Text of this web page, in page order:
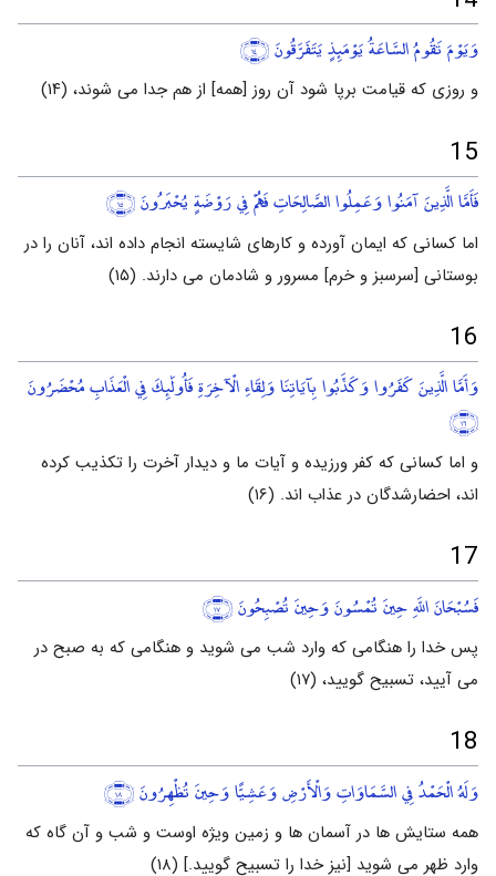
وَيَوْمَ تَقُومُ السَّاعَةُ يَوْمَئِذٍ يَتَفَرَّقُونَ﴿١٤﴾
و روزی که قیامت برپا شود آن روز [همه] از هم جدا می شوند، (۱۴)
15
فَأَمَّا الَّذِينَ آمَنُوا وَعَمِلُوا الصَّالِحَاتِ فَهُمْ فِي رَوْضَةٍ يُحْبَرُونَ﴿١٥﴾
اما کسانی که ایمان آورده و کارهای شایسته انجام داده اند، آنان را در
بوستانی [سرسبز و خرم] مسرور و شادمان می دارند. (۱۵)
16
وَأَمَّا الَّذِينَ كَفَرُوا وَكَذَّبُوا بِآيَاتِنَا وَلِقَاءِ الْآخِرَةِ فَأُولَٰئِكَ فِي الْعَذَابِ مُحْضَرُونَ
﴿١٦﴾
و اما کسانی که کفر ورزیده و آیات ما و دیدار آخرت را تکذیب کرده
اند، احضارشدگان در عذاب اند. (۱۶)
17
فَسُبْحَانَ اللَّهِ حِينَ تُمْسُونَ وَحِينَ تُصْبِحُونَ﴿١٧﴾
پس خدا را هنگامی که وارد شب می شوید و هنگامی که به صبح در
می آیید، تسبیح گویید، (۱۷)
18
وَلَهُ الْحَمْدُ فِي السَّمَاوَاتِ وَالْأَرْضِ وَعَشِيًّا وَحِينَ تُظْهِرُونَ﴿١٨﴾
همه ستایش ها در آسمان ها و زمین ویژه اوست و شب و آن گاه که
وارد ظهر می شوید [نیز خدا را تسبیح گویید.] (۱۸)